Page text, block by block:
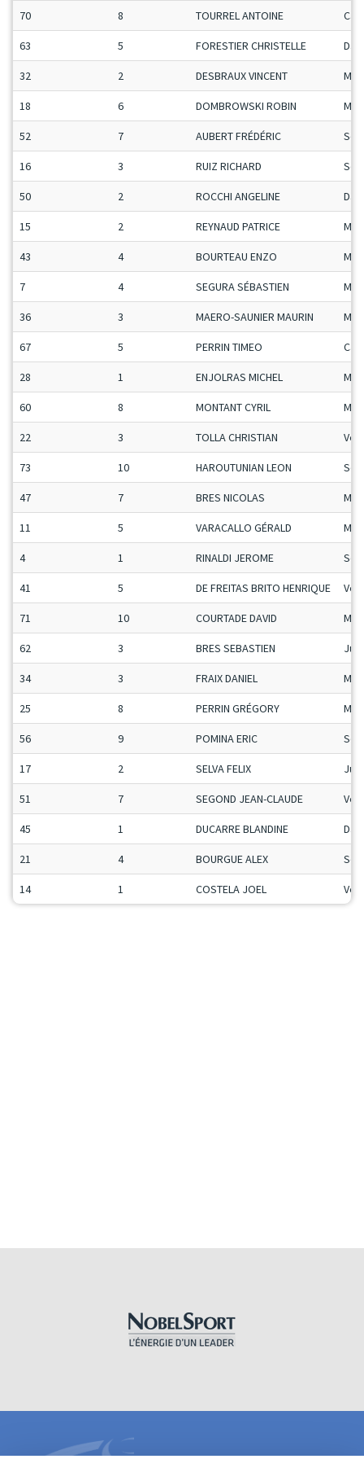
70 8 TOURREL ANTOINE Ca-
63 5 FORESTIER CHRISTELLE
32 2 DESBRAUX VINCENT
18 6 DOMBROWSKI ROBIN
52 7 AUBERT FRÉDÉRIC
16 3 RUIZ RICHARD
50 2 ROCCHI ANGELINE
15 2 REYNAUD PATRICE
43 4 BOURTEAU ENZO
7 4 SEGURA SÉBASTIEN
36 3 MAERO-SAUNIER MAURIN
67 5 PERRIN TIMEO Ca-
28 1 ENJOLRAS MICHEL Mas
60 8 MONTANT CYRIL
22 3 TOLLA CHRISTIAN Vet
73 10 HAROUTUNIAN LEON
47 7 BRES NICOLAS
11 5 VARACALLO GÉRALD
4 1 RINALDI JEROME
41 5 DE FREITAS BRITO HENRIQUE Vet
71 10 COURTADE DAVID
62 3 BRES SEBASTIEN Ju-
34 3 FRAIX DANIEL Mas
25 8 PERRIN GRÉGORY
56 9 POMINA ERIC
17 2 SELVA FELIX Ju-
51 7 SEGOND JEAN-CLAUDE Vet
45 1 DUCARRE BLANDINE
21 4 BOURGUE ALEX
14 1 COSTELA JOEL Vet